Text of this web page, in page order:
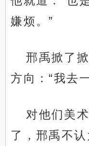
嫌烦。”
邢禹掀了
方向：“我去
对他们美
了，邢禹不